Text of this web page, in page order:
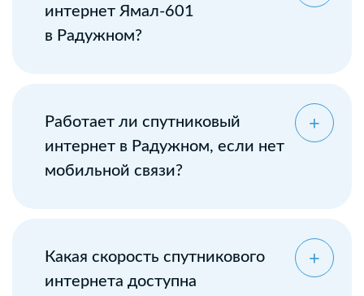
интернет Ямал-601
в Радужном?
Работает ли спутниковый
интернет в Радужном, если нет
мобильной связи?
Какая скорость спутникового
интернета доступна